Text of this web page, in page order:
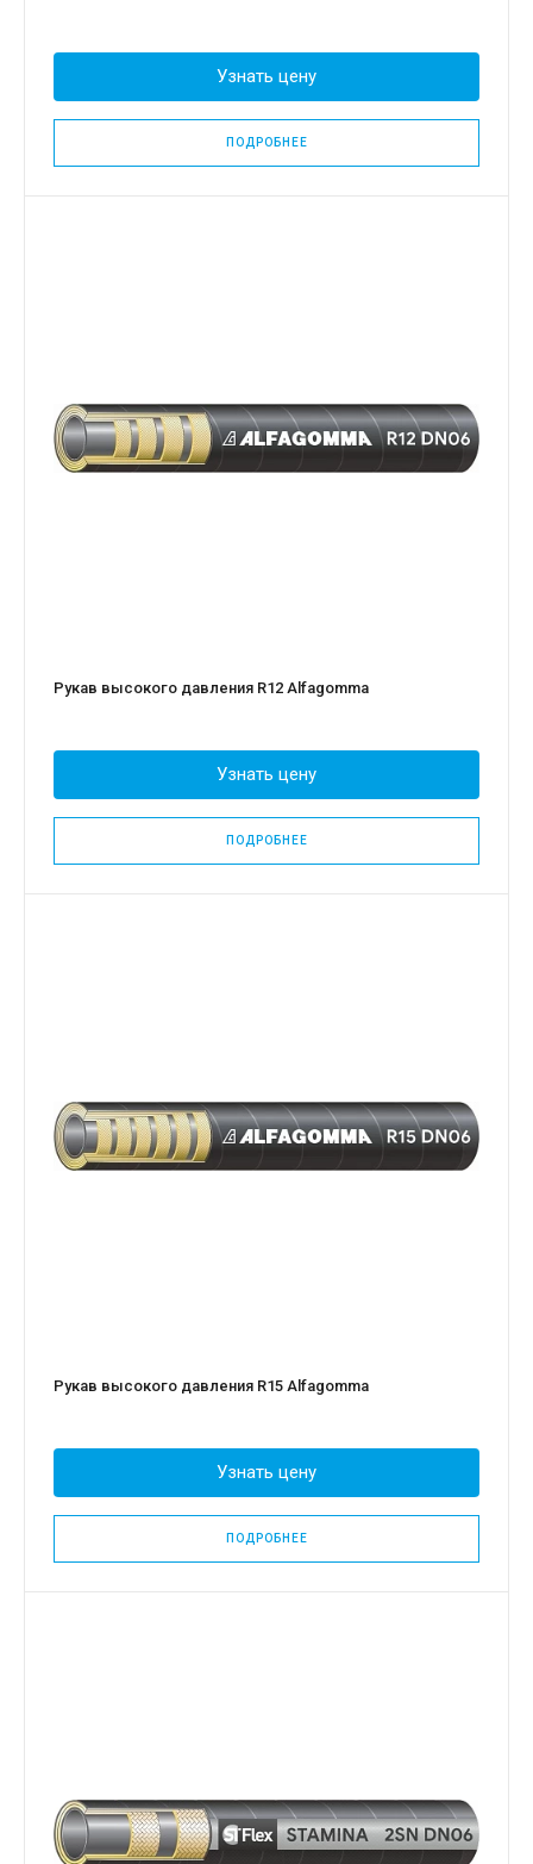
Узнать цену
ПОДРОБНЕЕ
Рукав высокого давления R12 Alfagomma
Узнать цену
ПОДРОБНЕЕ
Рукав высокого давления R15 Alfagomma
Узнать цену
ПОДРОБНЕЕ